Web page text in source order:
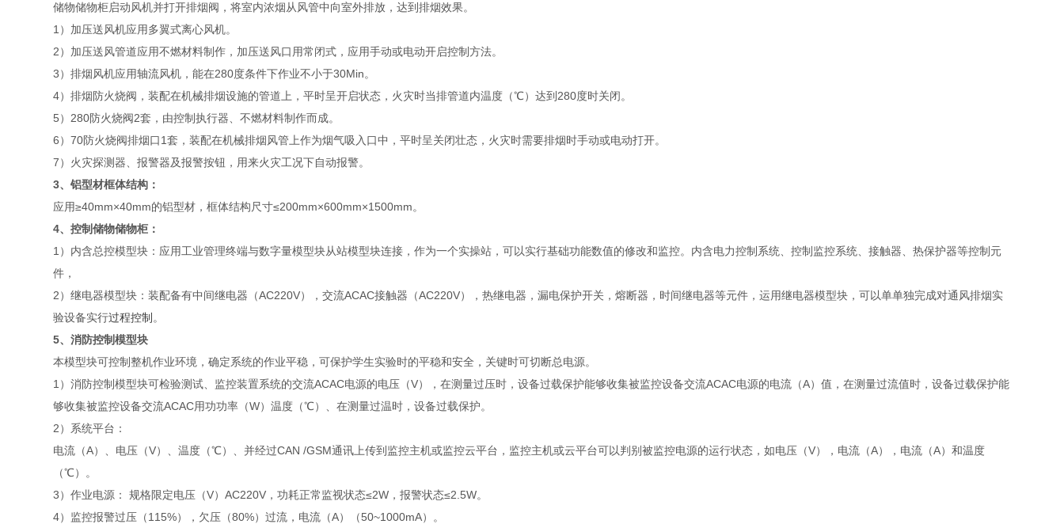
储物储物柜启动风机并打开排烟阀，将室内浓烟从风管中向室外排放，达到排烟效果。
1）加压送风机应用多翼式离心风机。
2）加压送风管道应用不燃材料制作，加压送风口用常闭式，应用手动或电动开启控制方法。
3）排烟风机应用轴流风机，能在280度条件下作业不小于30Min。
4）排烟防火烧阀，装配在机械排烟设施的管道上，平时呈开启状态，火灾时当排管道内温度（℃）达到280度时关闭。
5）280防火烧阀2套，由控制执行器、不燃材料制作而成。
6）70防火烧阀排烟口1套，装配在机械排烟风管上作为烟气吸入口中，平时呈关闭壮态，火灾时需要排烟时手动或电动打开。
7）火灾探测器、报警器及报警按钮，用来火灾工况下自动报警。
3、铝型材框体结构：
应用≥40mm×40mm的铝型材，框体结构尺寸≤200mm×600mm×1500mm。
4、控制储物储物柜：
1）内含总控模型块：应用工业管理终端与数字量模型块从站模型块连接，作为一个实操站，可以实行基础功能数值的修改和监控。内含电力控制系统、控制监控系统、接触器、热保护器等控制元
件，
2）继电器模型块：装配备有中间继电器（AC220V），交流ACAC接触器（AC220V），热继电器，漏电保护开关，熔断器，时间继电器等元件，运用继电器模型块，可以单单独完成对通风排烟实
验设备实行过程控制 。
5、消防控制模型块
本模型块可控制整机作业环境，确定系统的作业平稳，可保护学生实验时的平稳和安全，关键时可切断总电源。
1）消防控制模型块可检验测试、监控装置系统的交流ACAC电源的电压（V），在测量过压时，设备过载保护能够收集被监控设备交流ACAC电源的电流（A）值，在测量过流值时，设备过载保护能
够收集被监控设备交流ACAC用功功率（W）温度（℃）、在测量过温时，设备过载保护。
2）系统平台：
电流（A）、电压（V）、温度（℃）、并经过CAN /GSM通讯上传到监控主机或监控云平台，监控主机或云平台可以判别被监控电源的运行状态，如电压（V），电流（A），电流（A）和温度
（℃）。
3）作业电源： 规格限定电压（V）AC220V，功耗正常监视状态≤2W，报警状态≤2.5W。
4）监控报警过压（115%），欠压（80%）过流，电流（A）（50~1000mA）。